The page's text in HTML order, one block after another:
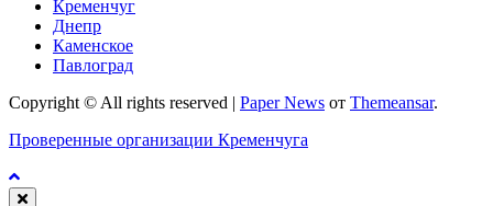
Кременчуг
Днепр
Каменское
Павлоград
Copyright © All rights reserved | Paper News от Themeansar.
Проверенные организации Кременчуга